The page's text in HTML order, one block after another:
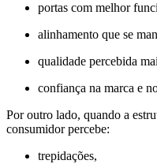
portas com melhor
alinhamento que se
qualidade percebida
confiança na marca e
Por outro lado, quando a
consumidor percebe:
trepidações,